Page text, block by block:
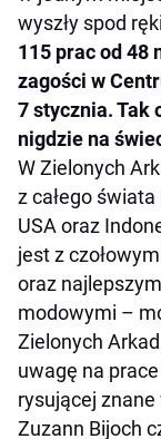
wyszły spod
115 prac od 48
zagości w
7 stycznia. Tak
nigdzie na
W Zielonych
z całego
USA oraz
jestz
oraz
modowymi –
Zielonych
uwagę na prace
rysującej
Zuzann Bijoch